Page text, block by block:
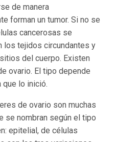
de manera
forman un tumor. Si no se
cancerosas se
los tejidos circundantes y
del cuerpo. Existen
ovario. El tipo depende
lo inició.
de ovario son muchas
se nombran según el tipo
epitelial, de células